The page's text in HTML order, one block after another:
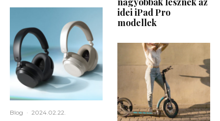
Blog · 2024.02.22.
idei iPad Pro
modellek